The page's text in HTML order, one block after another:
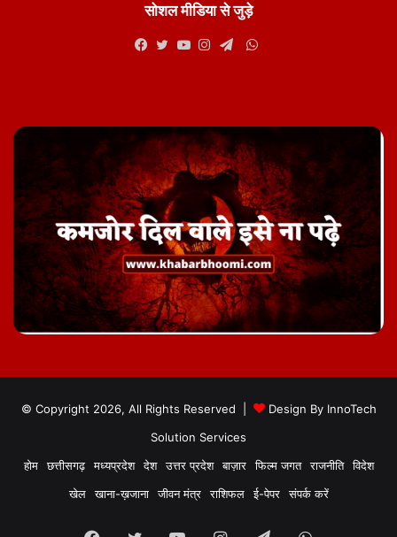
सोशल मीडिया से जुड़े
WhatsApp
© Copyright 2026, All Rights Reserved | Design By InnoTech
Solution Services
होम
छत्तीसगढ़ मध्यप्रदेश देश उत्तर प्रदेश बाज़ार फिल्म जगत राजनीति
विदेश
खेल
खाना-ख़जाना जीवन मंत्र राशिफल ई-पेपर संपर्क करें